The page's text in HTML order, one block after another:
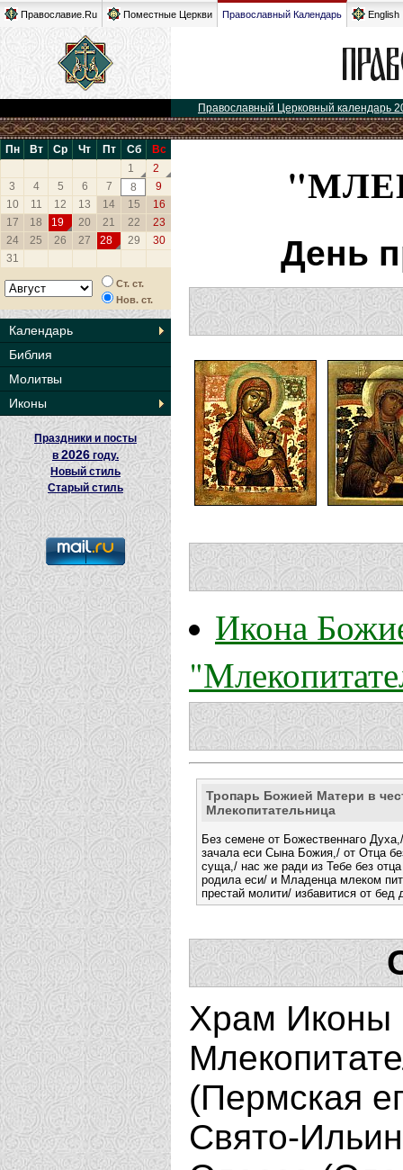
Православие.Ru Поместные Церкви Православный Календарь English
Православный Церковный календарь
Пн Вт Ср Чт Пт Сб
Вс
1
2
3
4 5 6 7 8
9
10
11 12 13 14 15
16
17
18 19 20 21 22
23
24
25 26 27 28 29
30
31
Ст. ст.
Нов. ст.
Календарь
Библия
Молитвы
Иконы
Праздники и посты
в2026 году.
Новый стиль
Старый стиль
День
Икона
Тропарь Божией Матери в
Млекопитательница
Без семене от Божественнаго
зачала еси Сына Божия,/ от Отца
суща,/ нас же ради из Тебе без
родила еси/ и Младенца млеком
престай молити/ избавитися от
Храм Иконы
(Пермская
Свято-